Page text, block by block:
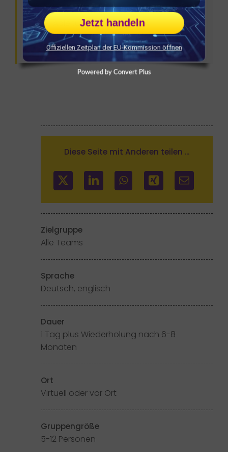
Veränderungsbedarfs​
Ableitung konkreter
Handlungsschritte und Maßnahmen
Diese Seite mit Anderen teilen ...
Zielgruppe
Alle Teams
Sprache
Deutsch, englisch
Dauer
1 Tag plus Wiederholung nach 6-8
Monaten
Ort
Virtuell oder vor Ort
Gruppengröße
5-12 Personen
Jetzt handeln
Offiziellen Zeitplan der EU-Kommission öffnen
Powered by Convert Plus